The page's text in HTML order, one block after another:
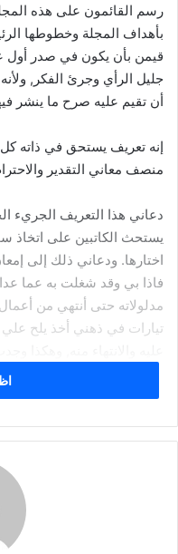
س
ل
ب
ر
ت
ر
ي
رسم القائمون على هذه
بأهداف المجلة وخطوطها
قيمن بأن يكون في صدر أول
جليل الرأي وجرئ الفكر,
أن تقيم عليه صرح ما ينشر
إنه تعريف يستحق في ذاته
منصف معاني التقدير
دعاني هذا التعريف الجريء
يستحث الكاتبين على اتخاذ
اختارها. ودعاني ذلك إلى
فاذا بي وقد شغلت به عما
مدلولاته حتى أنتهي من
تيارات في ذهني أخذ يلح
تسجيل ما راودني بصدده,
ما أفتتح به مساهمتي في
يبده القارئ من التعريف تلك
ليستشف شخصيته الكاتب ”